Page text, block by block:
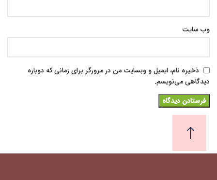
وب‌ سایت
ذخیره نام، ایمیل و وبسایت من در مرورگر برای زمانی که دوباره
دیدگاهی می‌نویسم.